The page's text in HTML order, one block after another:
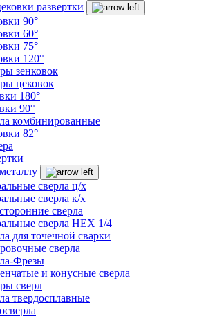
развертки
90°
60°
75°
120°
зенковок
цековок
180°
90°
комбинированные
82°
сверла ц/х
сверла к/х
сверла
сверла HEX 1/4
для точечной сварки
сверла
Фрезы
и конусные сверла
сверл
твердосплавные